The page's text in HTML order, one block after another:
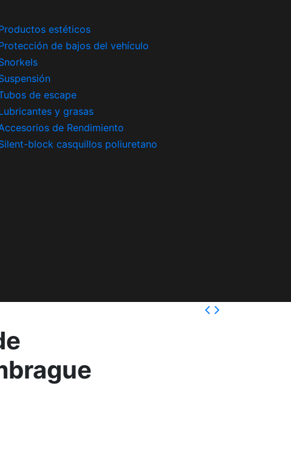
estéticos
de bajos del vehículo
de escape
y grasas
de Rendimiento
block casquillos poliuretano